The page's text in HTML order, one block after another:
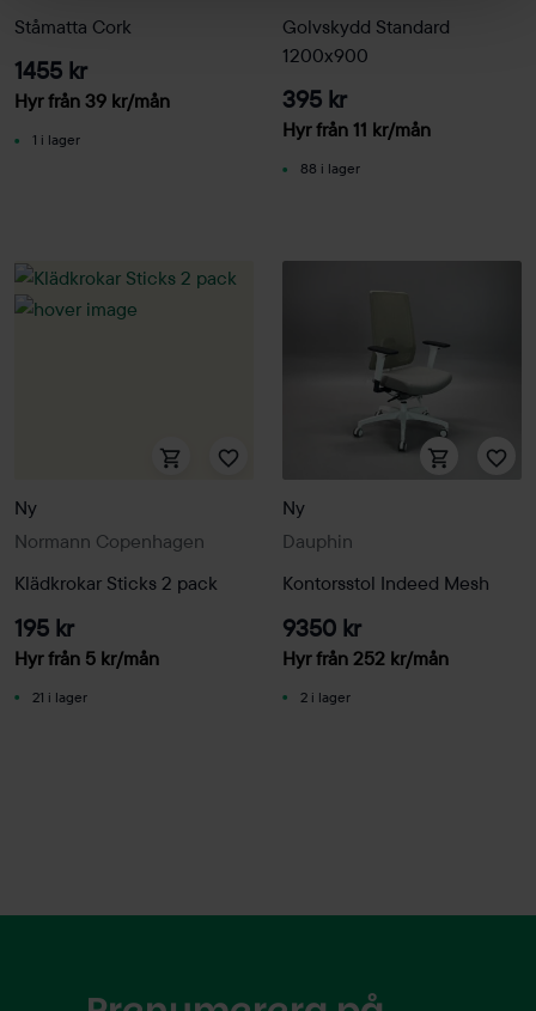
Ståmatta Cork
1455 kr
Hyr från 39 kr/mån
1 i lager
Golvskydd Standard
1200x900
395 kr
Hyr från 11 kr/mån
88 i lager
Normann Copenhagen
Ny
Klädkrokar Sticks 2 pack
195 kr
Hyr från 5 kr/mån
21 i lager
Dauphin
Ny
Kontorsstol Indeed Mesh
9350 kr
Hyr från 252 kr/mån
2 i lager